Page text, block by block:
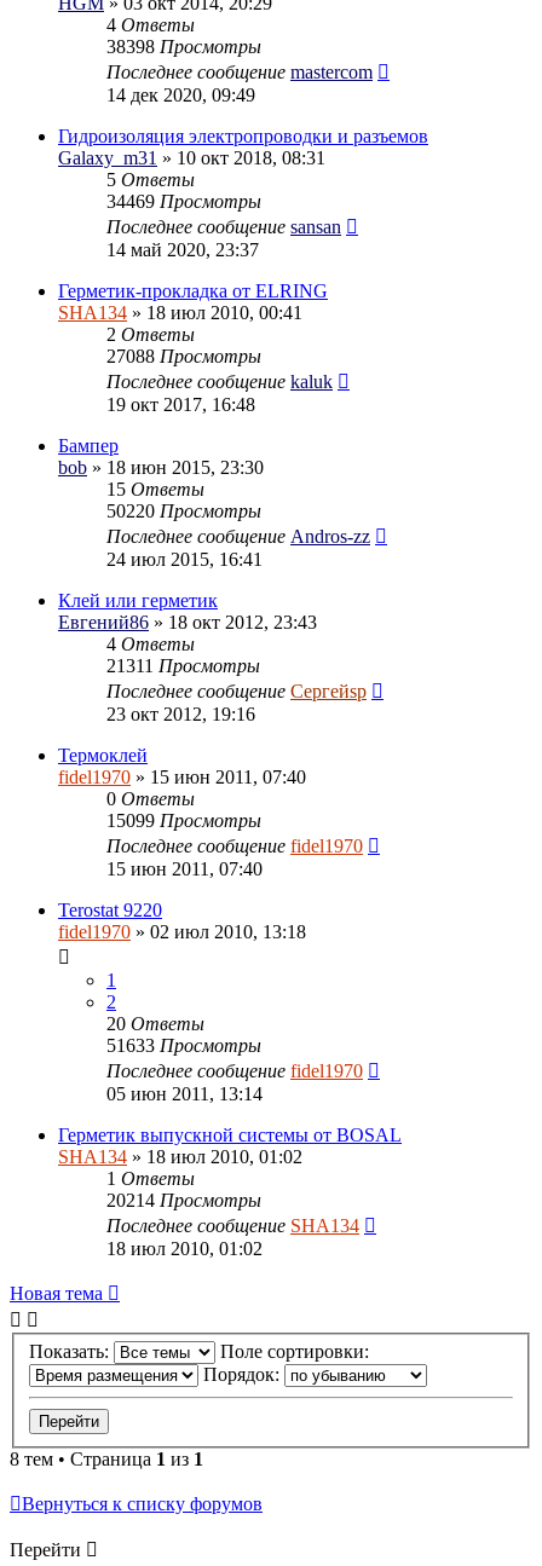
4 Ответы
38398 Просмотры
Последнее сообщение mastercom
14 дек 2020, 09:49
Гидроизоляция электропроводки и разъемов
Galaxy_m31 » 10 окт 2018, 08:31
5 Ответы
34469 Просмотры
Последнее сообщение sansan
14 май 2020, 23:37
Герметик-прокладка от ELRING
SHA134 » 18 июл 2010, 00:41
2 Ответы
27088 Просмотры
Последнее сообщение kaluk
19 окт 2017, 16:48
Бампер
bob » 18 июн 2015, 23:30
15 Ответы
50220 Просмотры
Последнее сообщение Andros-zz
24 июл 2015, 16:41
Клей или герметик
Евгений86 » 18 окт 2012, 23:43
4 Ответы
21311 Просмотры
Последнее сообщение Сергейsp
23 окт 2012, 19:16
Термоклей
fidel1970 » 15 июн 2011, 07:40
0 Ответы
15099 Просмотры
Последнее сообщение fidel1970
15 июн 2011, 07:40
Terostat 9220
fidel1970 » 02 июл 2010, 13:18
1
2
20 Ответы
51633 Просмотры
Последнее сообщение fidel1970
05 июн 2011, 13:14
Герметик выпускной системы от BOSAL
SHA134 » 18 июл 2010, 01:02
1 Ответы
20214 Просмотры
Последнее сообщение SHA134
18 июл 2010, 01:02
Новая тема
Показать:
Поле сортировки:
Порядок:
8 тем • Страница 1 из 1
Вернуться к списку форумов
Перейти